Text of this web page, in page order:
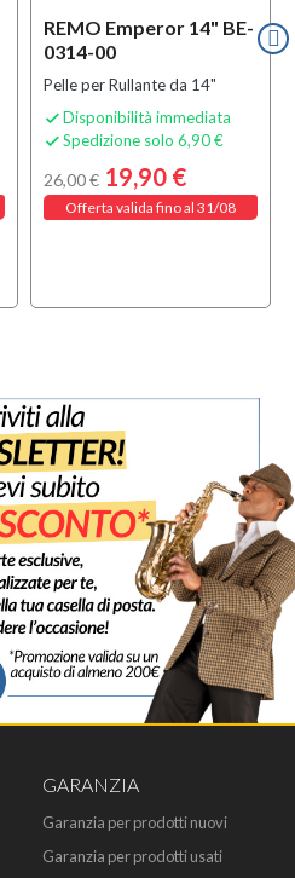
REMO Emperor 14" BE-
0314-00
Pelle per Rullante da 14"
 Disponibilità immediata
 Spedizione solo 6,90 €
26,00 € 19,90 €
Offerta valida fino al 31/08
GARANZIA
Garanzia per prodotti nuovi
Garanzia per prodotti usati